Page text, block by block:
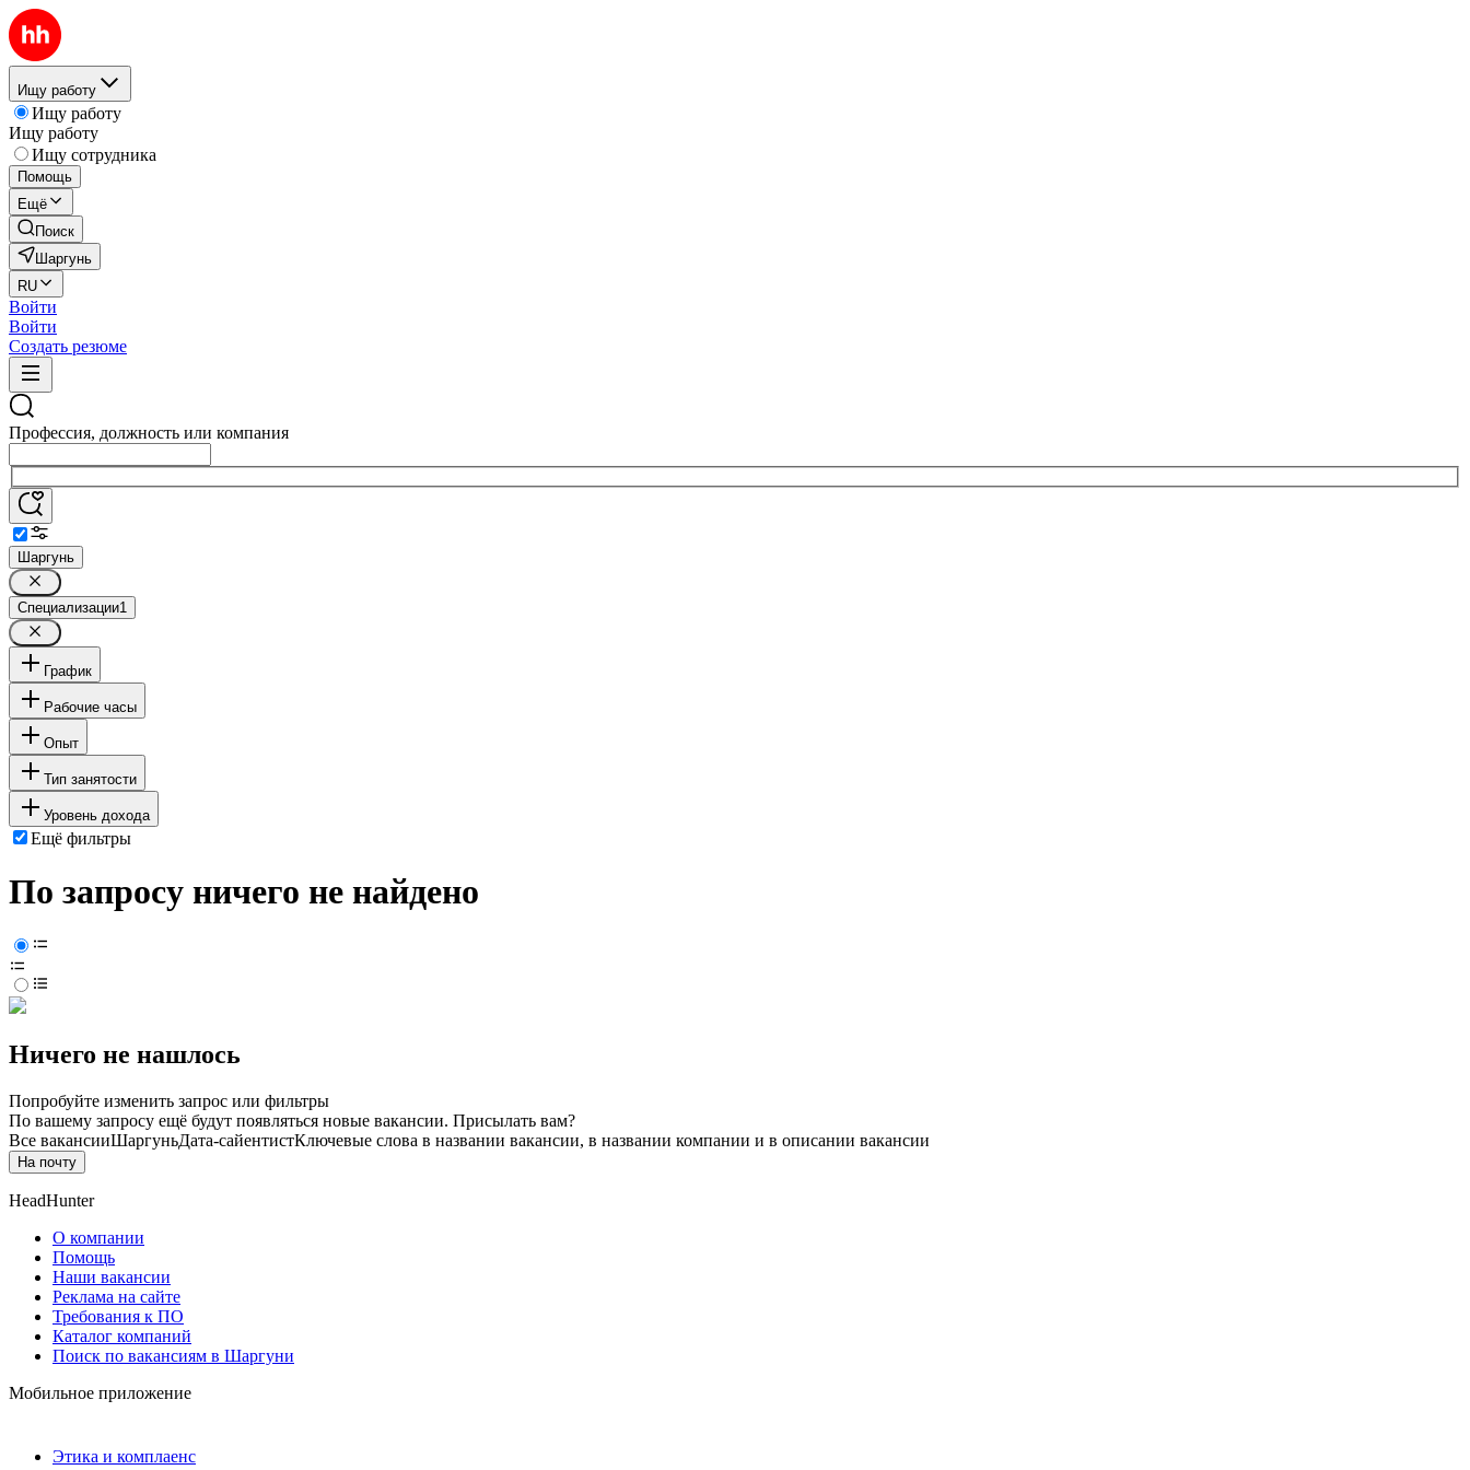
Ищу работу
Ищу работу
Ищу работу
Ищу сотрудника
Помощь
Ещё
Поиск
Шаргунь
RU
Войти
Войти
Создать резюме
Профессия, должность или компания
Шаргунь
Специализации1
График
Рабочие часы
Опыт
Тип занятости
Уровень дохода
Ещё фильтры
По запросу ничего не найдено
Ничего не нашлось
Попробуйте изменить запрос или фильтры
По вашему запросу ещё будут появляться новые вакансии. Присылать вам?
Все вакансииШаргуньДата-сайентистКлючевые слова в названии вакансии, в названии компании и в описании вакансии
На почту
HeadHunter
О компании
Помощь
Наши вакансии
Реклама на сайте
Требования к ПО
Каталог компаний
Поиск по вакансиям в Шаргуни
Мобильное приложение
Этика и комплаенс